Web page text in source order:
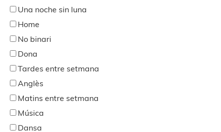
Una noche sin luna
Home
No binari
Dona
Tardes entre setmana
Anglès
Matins entre setmana
Música
Dansa